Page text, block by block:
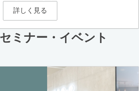
詳しく見る
ミナー・イベント